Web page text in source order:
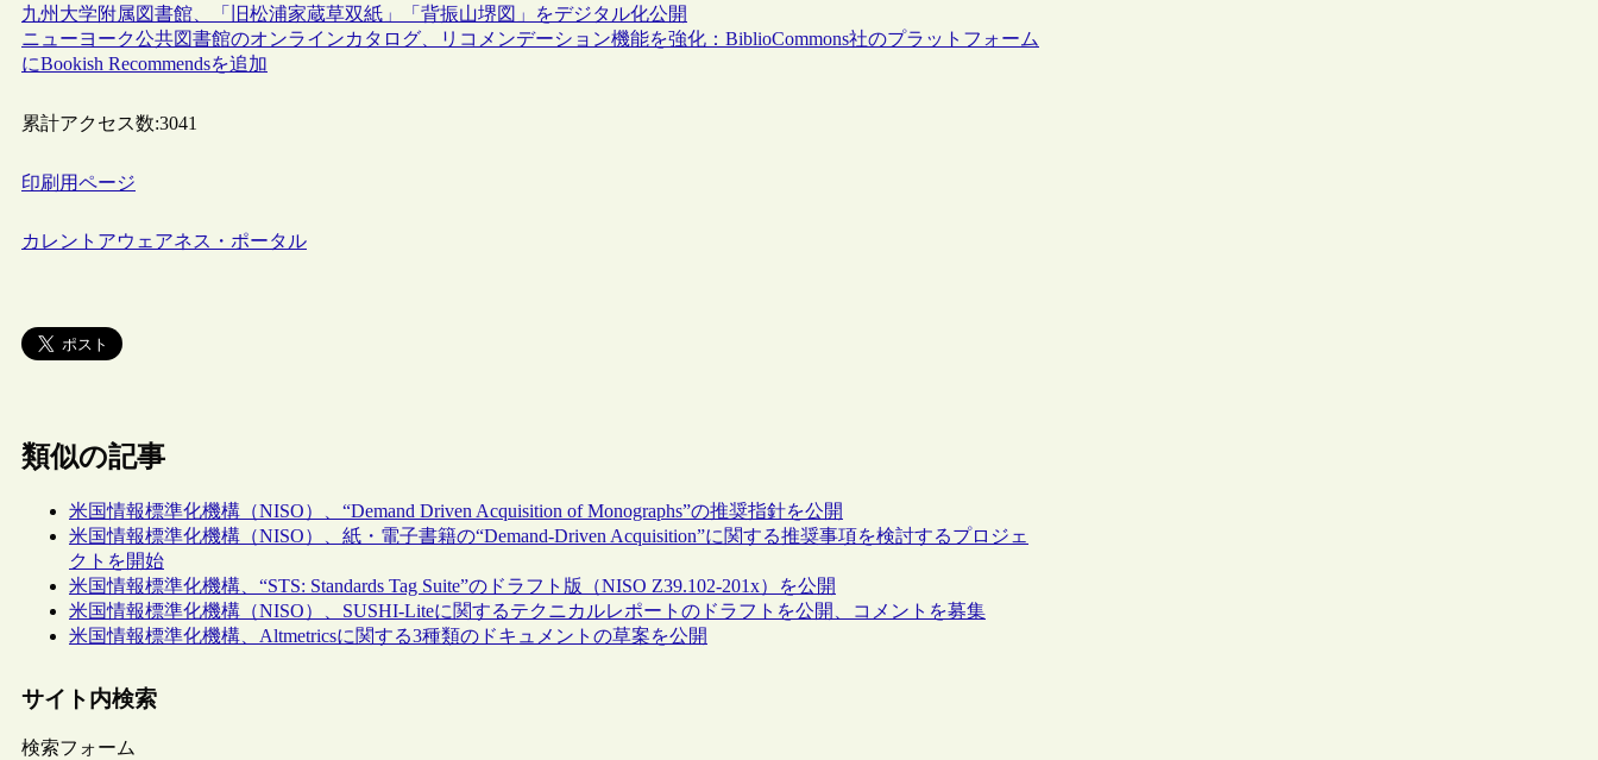
九州大学附属図書館、「旧松浦家蔵草双紙」「背振山堺図」をデジタル化公開
ニューヨーク公共図書館のオンラインカタログ、リコメンデーション機能を強化：BiblioCommons社のプラットフォーム
にBookish Recommendsを追加
累計アクセス数:3041
印刷用ページ
カレントアウェアネス・ポータル
類似の記事
米国情報標準化機構（NISO）、“Demand Driven Acquisition of Monographs”の推奨指針を公開
米国情報標準化機構（NISO）、紙・電子書籍の“Demand-Driven Acquisition”に関する推奨事項を検討するプロジェ
クトを開始
米国情報標準化機構、“STS: Standards Tag Suite”のドラフト版（NISO Z39.102-201x）を公開
米国情報標準化機構（NISO）、SUSHI-Liteに関するテクニカルレポートのドラフトを公開、コメントを募集
米国情報標準化機構、Altmetricsに関する3種類のドキュメントの草案を公開
サイト内検索
検索フォーム